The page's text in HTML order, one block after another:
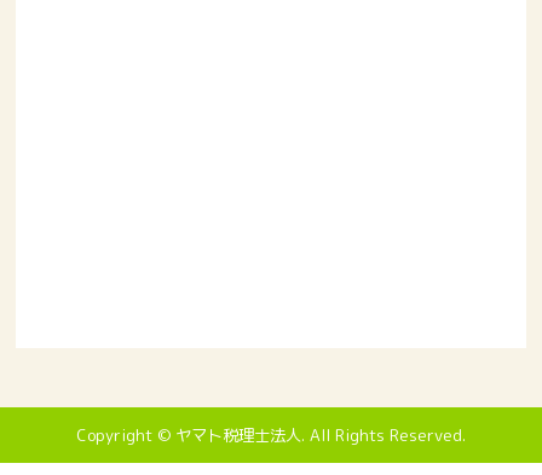
Copyright © ヤマト税理士法人. All Rights Reserved.